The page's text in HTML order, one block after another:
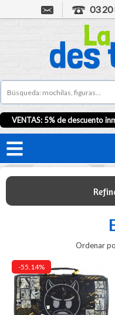
03 20
VENTAS: 5% de descuento
Ordenar
-55.14%